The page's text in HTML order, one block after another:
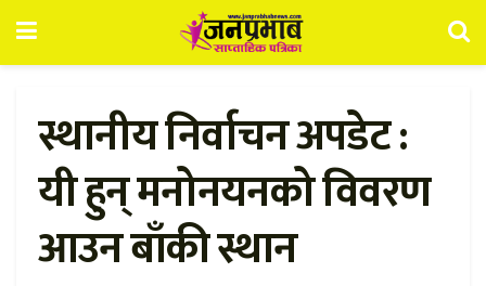
स्थानीय निर्वाचन अपडेट :
यी हुन् मनोनयनको विवरण
आउन बाँकी स्थान